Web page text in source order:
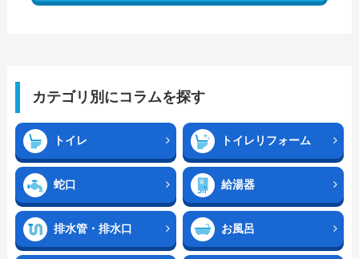
カテゴリ別にコラムを探す
トイレ トイレリフォーム
蛇口 給湯器
排水管・排水口 お風呂